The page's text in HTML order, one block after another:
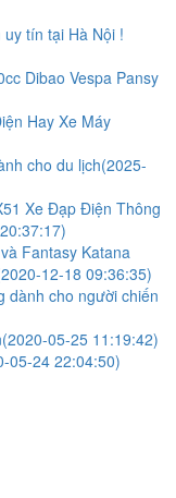
tín tại Hà Nội !
Dibao Vespa Pansy
Hay Xe Máy
cho du lịch(2025-
Xe Đạp Điện Thông
Fantasy Katana
12-18 09:36:35)
dành cho người chiến
(2020-05-25 11:19:42)
05-24 22:04:50)